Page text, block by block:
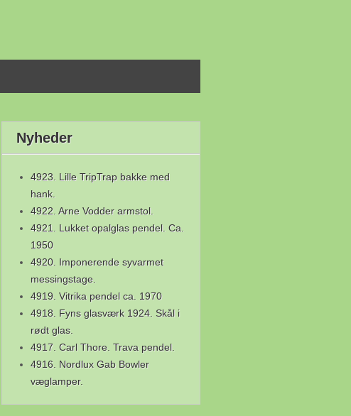
Nyheder
4923. Lille TripTrap bakke med
hank.
4922. Arne Vodder armstol.
4921. Lukket opalglas pendel. Ca.
1950
4920. Imponerende syvarmet
messingstage.
4919. Vitrika pendel ca. 1970
4918. Fyns glasværk 1924. Skål i
rødt glas.
4917. Carl Thore. Trava pendel.
4916. Nordlux Gab Bowler
væglamper.